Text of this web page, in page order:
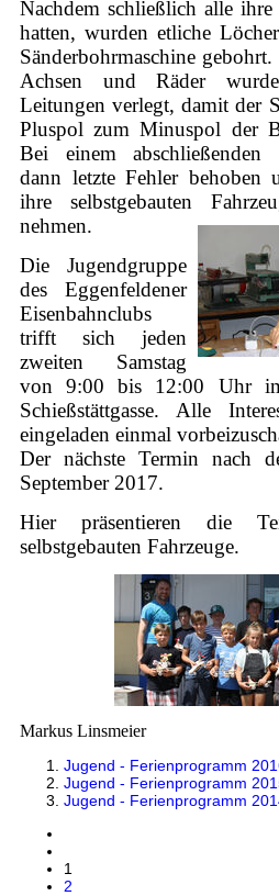
Nachdem schließlich alle
hatten, wurden etliche
Sänderbohrmaschine
Achsen und Räder
Leitungen verlegt, damit der
Pluspol zum Minuspol der
Bei einem abschließenden
dann letzte Fehler behoben
ihre selbstgebauten
nehmen.
Die Jugendgruppe
des Eggenfeldener
Eisenbahnclubs
trifft sich jeden
zweiten Samstag
von 9:00 bis 12:00 Uhr
Schießstättgasse. Alle
eingeladen einmal
Der nächste Termin nach
September 2017.
Hier präsentieren die
selbstgebauten Fahrzeuge.
Markus Linsmeier
Jugend - Ferienprogramm
Jugend - Ferienprogramm
Jugend - Ferienprogramm
1
2